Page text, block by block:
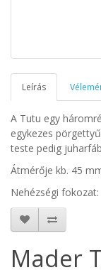
Leírás
A Tutu egy
egykezes
teste pedig
Átmérője kb. 45
Nehézségi
Mader